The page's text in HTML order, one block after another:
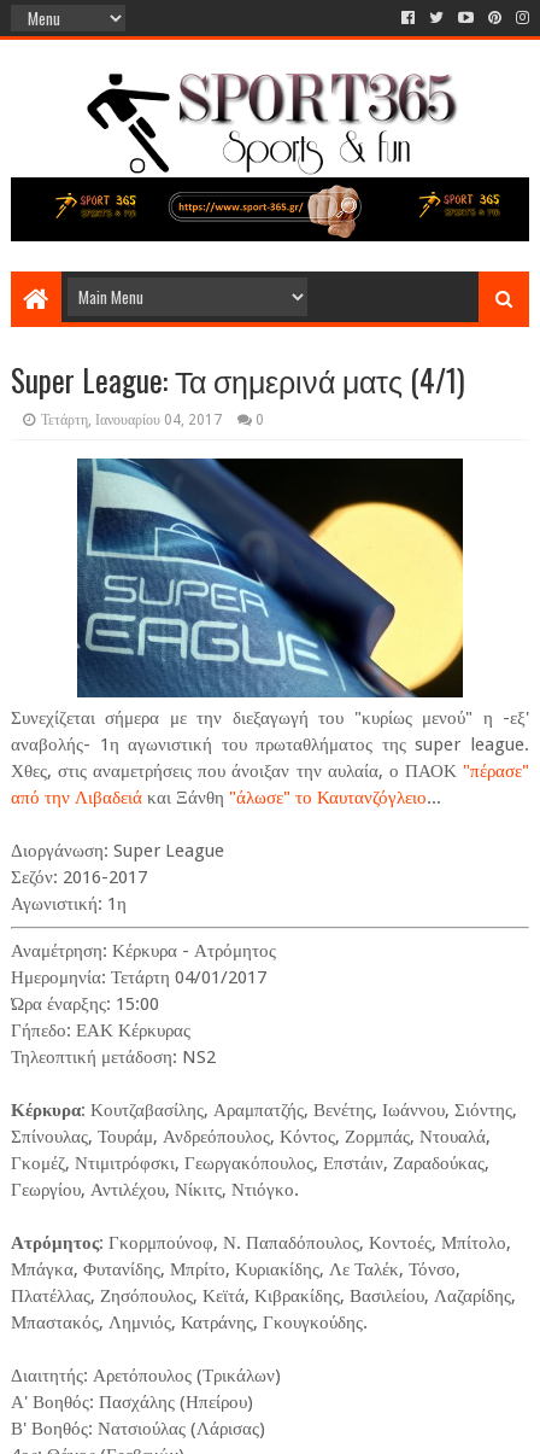
Super League: Τα σημερινά ματς (4/1)
Τετάρτη, Ιανουαρίου 04, 2017 0
Συνεχίζεται σήμερα με την διεξαγωγή του "κυρίως μενού" η -εξ'
αναβολής- 1η αγωνιστική του πρωταθλήματος της super league.
Χθες, στις αναμετρήσεις που άνοιξαν την αυλαία, ο ΠΑΟΚ "πέρασε"
από την Λιβαδειάκαι Ξάνθη "άλωσε" το Καυτανζόγλειο...
Διοργάνωση: Super League
Σεζόν: 2016-2017
Αγωνιστική: 1η
Αναμέτρηση: Κέρκυρα - Ατρόμητος
Ημερομηνία: Τετάρτη 04/01/2017
Ώρα έναρξης: 15:00
Γήπεδο: ΕΑΚ Κέρκυρας
Τηλεοπτική μετάδοση: NS2
Κέρκυρα: Κουτζαβασίλης, Αραμπατζής, Βενέτης, Ιωάννου, Σιόντης,
Σπίνουλας, Τουράμ, Ανδρεόπουλος, Κόντος, Ζορμπάς, Ντουαλά,
Γκομέζ, Ντιμιτρόφσκι, Γεωργακόπουλος, Επστάιν, Ζαραδούκας,
Γεωργίου, Αντιλέχου, Νίκιτς, Ντιόγκο.
Ατρόμητος: Γκορμπούνοφ, Ν. Παπαδόπουλος, Κοντοές, Μπίτολο,
Μπάγκα, Φυτανίδης, Μπρίτο, Κυριακίδης, Λε Ταλέκ, Τόνσο,
Πλατέλλας, Ζησόπουλος, Κεϊτά, Κιβρακίδης, Βασιλείου, Λαζαρίδης,
Μπαστακός, Λημνιός, Κατράνης, Γκουγκούδης.
Διαιτητής: Αρετόπουλος (Τρικάλων)
Α' Βοηθός: Πασχάλης (Ηπείρου)
Β' Βοηθός: Νατσιούλας (Λάρισας)